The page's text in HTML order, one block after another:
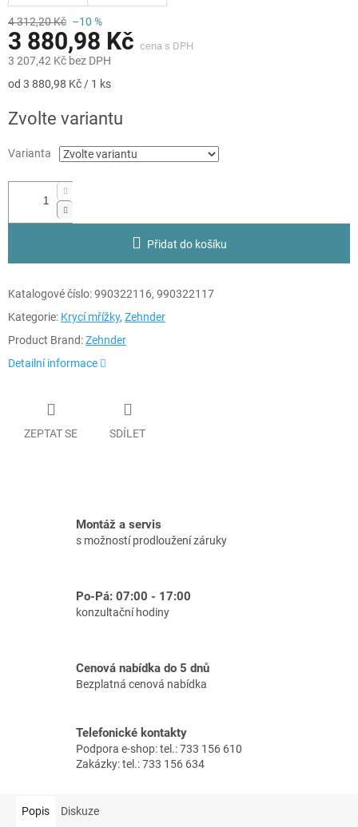
4 312,20 Kč –10 %
3 880,98 Kč
3 207,42 Kč bez DPH
Měrná
od 3 880,98 Kč / 1 ks
Zvolte variantu
Varianta
Přidat do košíku
Katalogové číslo:990322116, 990322117
Kategorie: Krycí mřížky, Zehnder
Product Brand:Zehnder
Detailní informace
ZEPTAT SE SDÍLET
Montáž a servis
s možností prodloužení záruky
Po-Pá: 07:00 - 17:00
konzultační hodiny
Cenová nabídka do 5 dnů
Bezplatná cenová nabídka
Telefonické kontakty
Podpora e-shop: tel.: 733 156 610
Zakázky: tel.: 733 156 634
Popis Diskuze